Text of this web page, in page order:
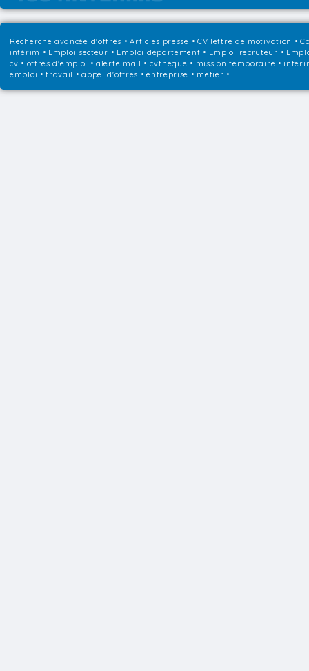
Recherche avancée d'offres •Articles presse • CV lettre de motivation •
intérim • Emploi secteur • Emploi département • Emploi recruteur •
cv • offres d'emploi • alerte mail • cvtheque • mission temporaire •
emploi • travail • appel d'offres • entreprise • metier •